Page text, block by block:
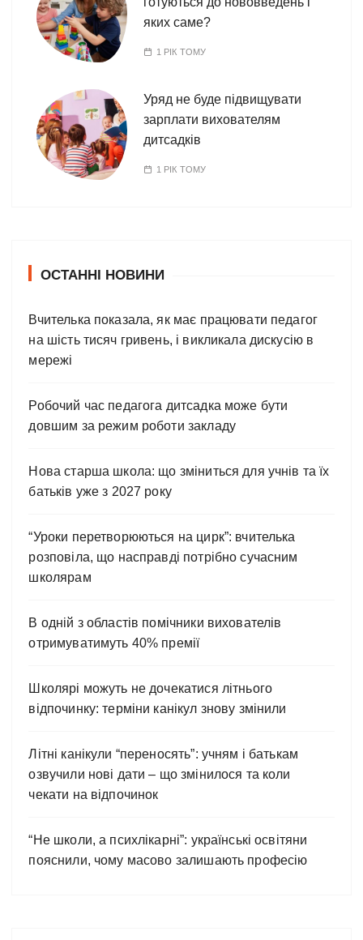
яких саме?
1 РІК ТОМУ
Уряд не буде підвищувати
зарплати вихователям
дитсадків
1 РІК ТОМУ
ОСТАННІ НОВИНИ
Вчителька показала, як має працювати педагог
на шість тисяч гривень, і викликала дискусію в
мережі
Робочий час педагога дитсадка може бути
довшим за режим роботи закладу
Нова старша школа: що зміниться для учнів та їх
батьків уже з 2027 року
“Уроки перетворюються на цирк”: вчителька
розповіла, що насправді потрібно сучасним
школярам
В одній з областів помічники вихователів
отримуватимуть 40% премії
Школярі можуть не дочекатися літнього
відпочинку: терміни канікул знову змінили
Літні канікули “переносять”: учням і батькам
озвучили нові дати – що змінилося та коли
чекати на відпочинок
“Не школи, а психлікарні”: українські освітяни
пояснили, чому масово залишають професію